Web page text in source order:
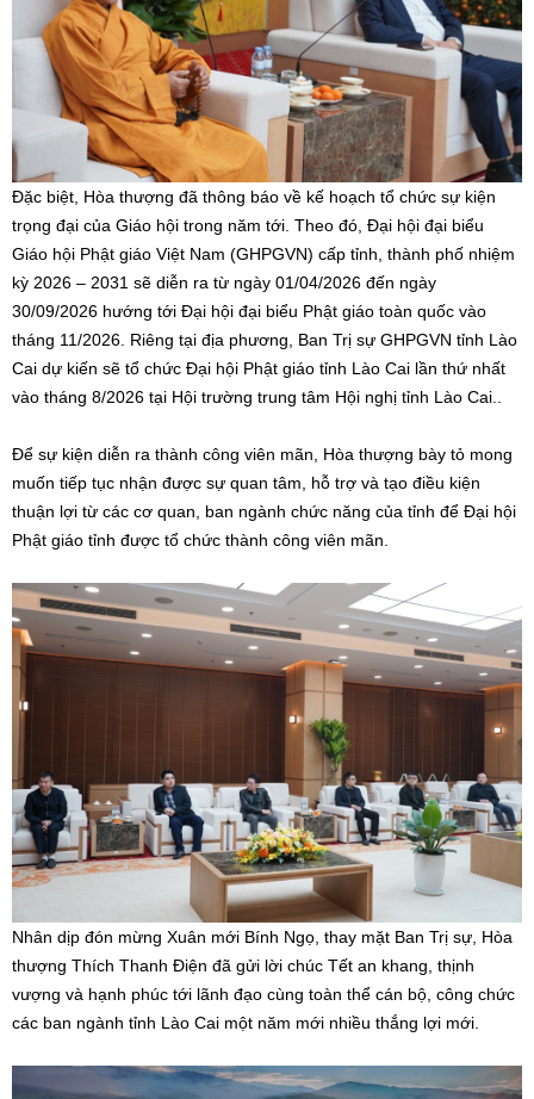
Đặc biệt, Hòa thượng đã thông báo về kế hoạch tổ chức sự kiện
trọng đại của Giáo hội trong năm tới. Theo đó, Đại hội đại biểu
Giáo hội Phật giáo Việt Nam (GHPGVN) cấp tỉnh, thành phố nhiệm
kỳ 2026 – 2031 sẽ diễn ra từ ngày 01/04/2026 đến ngày
30/09/2026 hướng tới Đại hội đại biểu Phật giáo toàn quốc vào
tháng 11/2026. Riêng tại địa phương, Ban Trị sự GHPGVN tỉnh Lào
Cai dự kiến sẽ tổ chức Đại hội Phật giáo tỉnh Lào Cai lần thứ nhất
vào tháng 8/2026 tại Hội trường trung tâm Hội nghị tỉnh Lào Cai..
Để sự kiện diễn ra thành công viên mãn, Hòa thượng bày tỏ mong
muốn tiếp tục nhận được sự quan tâm, hỗ trợ và tạo điều kiện
thuận lợi từ các cơ quan, ban ngành chức năng của tỉnh để Đại hội
Phật giáo tỉnh được tổ chức thành công viên mãn.
Nhân dịp đón mừng Xuân mới Bính Ngọ, thay mặt Ban Trị sự, Hòa
thượng Thích Thanh Điện đã gửi lời chúc Tết an khang, thịnh
vượng và hạnh phúc tới lãnh đạo cùng toàn thể cán bộ, công chức
các ban ngành tỉnh Lào Cai một năm mới nhiều thắng lợi mới.